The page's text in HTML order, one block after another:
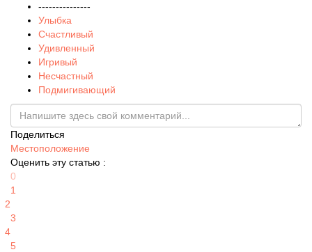
---------------
Улыбка
Счастливый
Удивленный
Игривый
Несчастный
Подмигивающий
Поделиться
Местоположение
Оценить эту статью :
0
1
2
3
4
5